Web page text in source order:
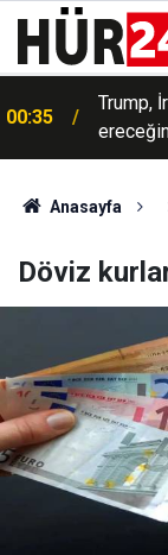
00:35
Trump,
Anasayfa
Döviz